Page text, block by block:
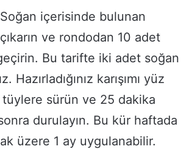
içerisinde bulunan
ve rondodan 10 adet
Bu tarifte iki adet soğan
Hazırladığınız karışımı yüz
sürün ve 25 dakika
durulayın. Bu kür haftada
üzere 1 ay uygulanabilir.